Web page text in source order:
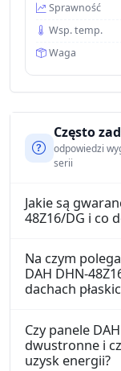
Sprawność
Wsp. temp.
Waga
Często
odpowiedzi
serii
Jakie są
48Z16/DG i co
Na czym
DAH DHN-
dachach
Czy panele
dwustronne i
uzysk energii?